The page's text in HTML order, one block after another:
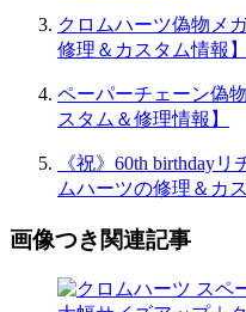
クロムハーツ偽物メ
修理＆カスタム情報】
ペーパーチェーン偽
スタム＆修理情報】
《祝》60th birthday
ムハーツの修理＆カ
画像つき関連記事